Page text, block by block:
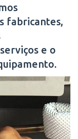
fabricantes,
e o